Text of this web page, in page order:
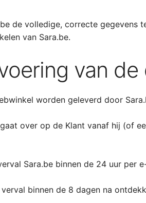
de volledige, correcte gegevens
van Sara.be.
van
worden geleverd door
over op de Klant vanaf hij (of
Sara.be binnen de 24 uur per
binnen de 8 dagen na